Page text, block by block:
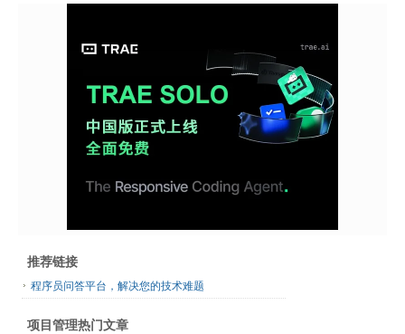
推荐链接
程序员问答平台，解决您的技术难题
项目管理热门文章